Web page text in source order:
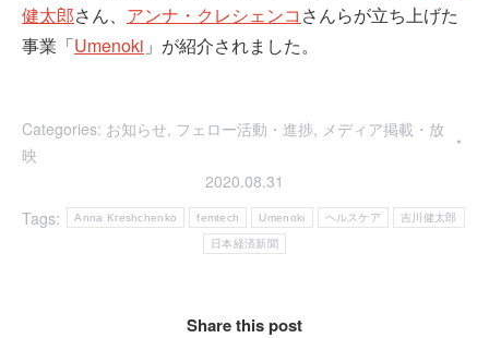
健太郎さん、 アンナ・クレシェンコ さんらが立ち上げた
事業「Umenoki 」が紹介されました。
Categories: お知らせ, フェロー活動・進捗, メディア掲載・放
映
2020.08.31
Tags:
Anna Kreshchenko femtech Umenoki ヘルスケア 吉川健太郎
日本経済新聞
Share this post